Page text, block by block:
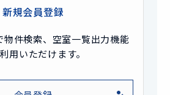
新規会員登録
物件検索、空室一覧出力機能
用いただけます。